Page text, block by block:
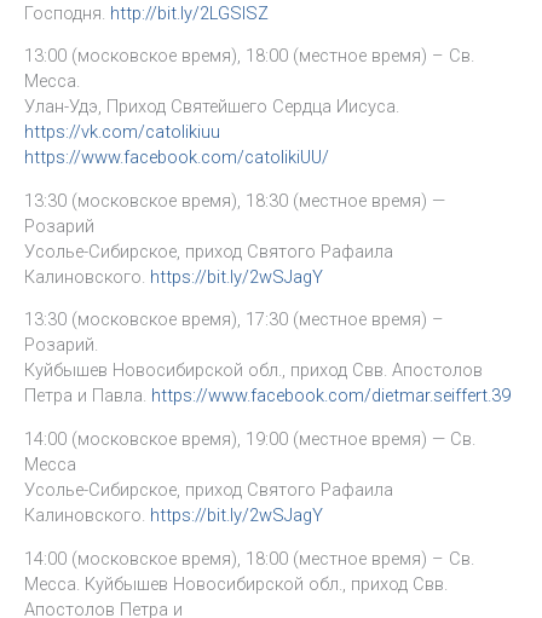
Господня. http://bit.ly/2LGSISZ
13:00 (московское время), 18:00 (местное время) – Св.
Месса.
Улан-Удэ, Приход Святейшего Сердца Иисуса.
https://vk.com/catolikiuu
https://www.facebook.com/catolikiUU/
13:30 (московское время), 18:30 (местное время) —
Розарий
Усолье-Сибирское, приход Святого Рафаила
Калиновского. https://bit.ly/2wSJagY
13:30 (московское время), 17:30 (местное время) –
Розарий.
Куйбышев Новосибирской обл., приход Свв. Апостолов
Петра и Павла. https://www.facebook.com/dietmar.seiffert.39
14:00 (московское время), 19:00 (местное время) — Св.
Месса
Усолье-Сибирское, приход Святого Рафаила
Калиновского. https://bit.ly/2wSJagY
14:00 (московское время), 18:00 (местное время) – Св.
Месса. Куйбышев Новосибирской обл., приход Свв.
Апостолов Петра и